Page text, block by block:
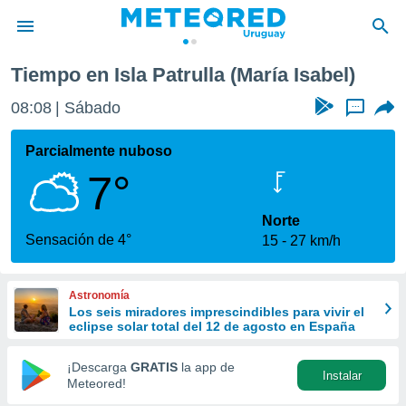
de
ha
que se
calidad.
a este
las
y
forma
digital
basada
Tiempo en Isla Patrulla (María Isabel)
08:08 Sábado ...
Parcialmente nuboso
7°
Sensación de 4°
Norte
15
27 km/h
Astronomía
Los seis miradores imprescindibles para vivir el
eclipse solar total del 12 de agosto en España
¡Descarga GRATIS la app de
Meteored!
Instalar